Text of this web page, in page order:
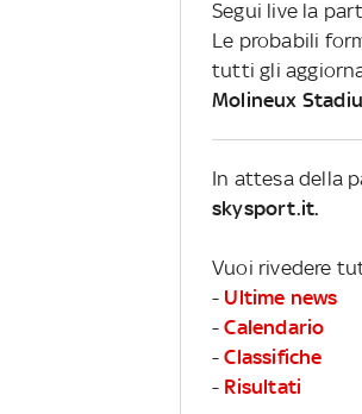
Segui live la
Le probabili
tutti gli
Molineux
In attesa della
skysport.it.
Vuoi rivedere
- Ultime news
-Calendario
-Classifiche
- Risultati